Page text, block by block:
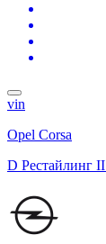
vin
Opel Corsa
D Рестайлинг II